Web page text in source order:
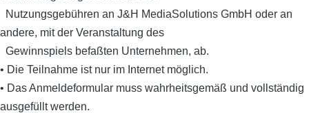
Nutzungsgebühren an J&H MediaSolutions GmbH oder an
andere, mit der Veranstaltung des
Gewinnspiels befaßten Unternehmen, ab.
• Die Teilnahme ist nur im Internet möglich.
• Das Anmeldeformular muss wahrheitsgemäß und vollständig
ausgefüllt werden.